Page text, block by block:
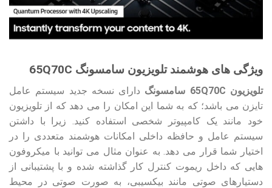
ویژگی‌ های هوشمند تلویزیون سامسونگ 65Q70C
تلویزیون 65Q70C سامسونگ
دارای نسخه جدید سیستم عامل
تایزن می باشد؛ که به شما این امکان را می دهد که از تلویزیون
خود مانند یک کامپیوتر شخصی استفاده کنید. زیرا با داشتن
سیستم عامل و حافظه داخلی امکانات هوشمند متعددی را در
اختیار شما قرار می دهد. به عنوان مثال می توانید با میکروفون
هایی که داخل ریموت کنترل کار گذاشته شده و با پشتیبانی از
دستیارهای صوتی مانند بیکسیبی، به صورت صوتی در محیط